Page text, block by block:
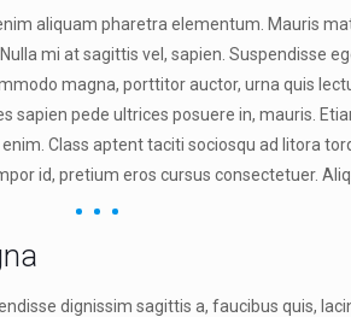
aliquam pharetra elementum. Mauris
mi at sagittis vel, sapien. Suspendisse
magna, porttitor auctor, urna quis
sapien pede ultrices posuere in, mauris.
Class aptent taciti sociosqu ad litora
id, pretium eros cursus consectetuer.
dignissim sagittis a, faucibus quis,